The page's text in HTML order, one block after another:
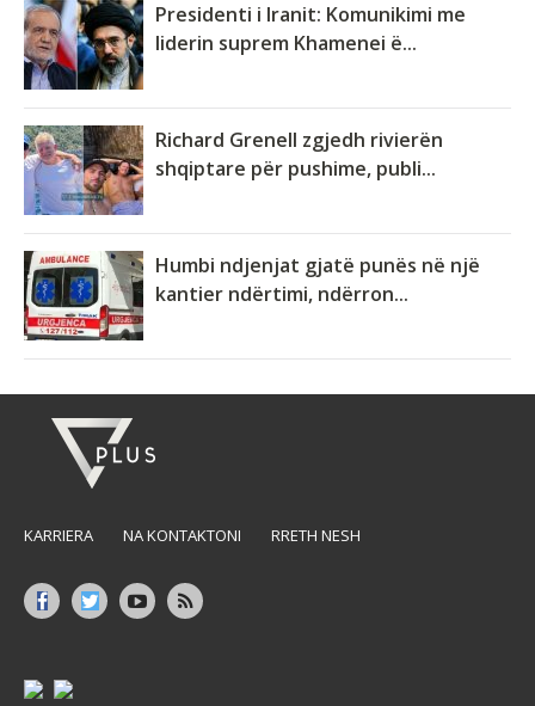
Presidenti i Iranit: Komunikimi me
liderin suprem Khamenei ë...
Richard Grenell zgjedh rivierën
shqiptare për pushime, publi...
Humbi ndjenjat gjatë punës në një
kantier ndërtimi, ndërron...
KARRIERA NA KONTAKTONI RRETH NESH